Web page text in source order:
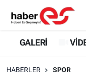
GALERİ
HABERLER SPOR
GALERİ
Eskişehir